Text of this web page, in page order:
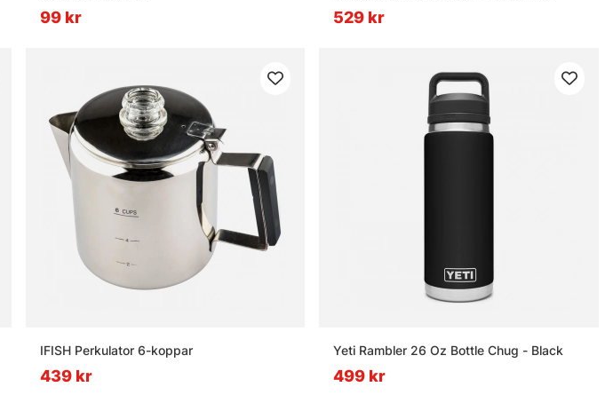
99 kr 529 kr
IFISH Perkulator 6-koppar
439 kr
Yeti Rambler 26 Oz Bottle Chug - Black
499 kr